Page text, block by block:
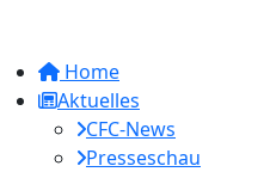
Home
Aktuelles
CFC-News
Presseschau